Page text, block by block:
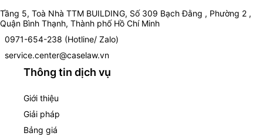
Tầng 5, Toà Nhà TTM BUILDING, Số 309 Bạch Đằng , Phường 2 ,
Quận Bình Thạnh, Thành phố Hồ Chí Minh
0971-654-238 (Hotline/ Zalo)
service.center@caselaw.vn
Thông tin dịch vụ
Giới thiệu
Giải pháp
Bảng giá